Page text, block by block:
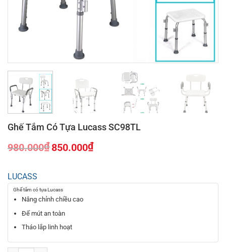
Ghế Tắm Có Tựa Lucass SC98TL
980.000₫
là:
980.000₫.
850.000₫
tại
là:
850.000₫.
LUCASS
Ghế tắm có tựaLucass
Nâng chỉnh chiều cao
Đế mút an toàn
Tháo lắp linh hoạt